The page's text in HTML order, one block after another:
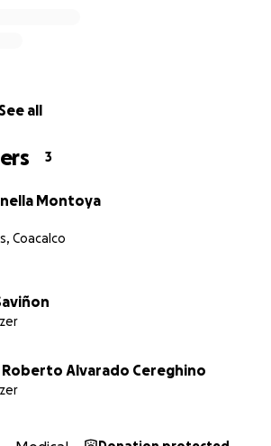
See all
3
Montoya
Coacalco
Roberto Alvarado Cereghino